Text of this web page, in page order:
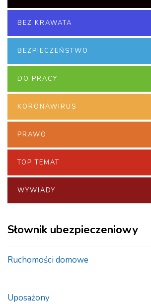
BEZ KRAWATA
BEZPIECZEŃSTWO
DO PRACY
KORONAWIRUS
PRAWO
TOP TEMAT
WYWIADY
Słownik ubezpieczeniowy
Ruchomości domowe
Uposażony